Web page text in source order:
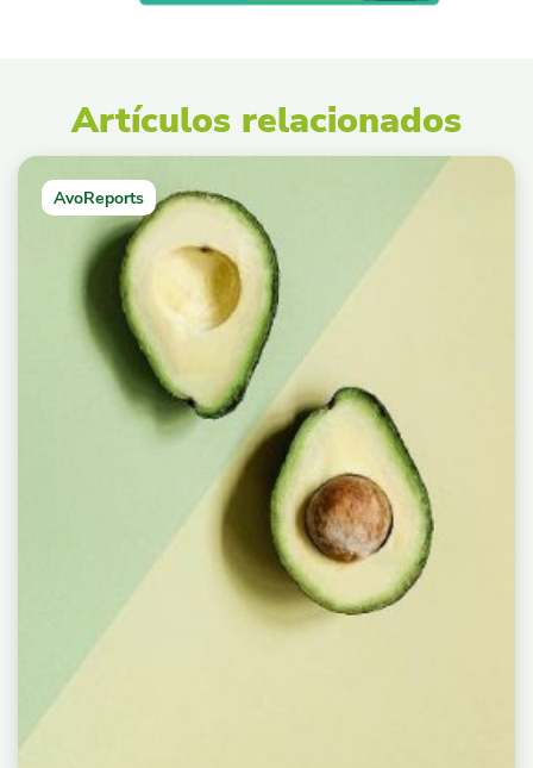
Artículos relacionados
AvoReports